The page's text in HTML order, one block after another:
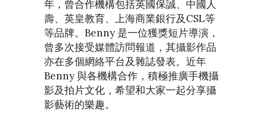
年，曾合作機構包括英國保誠、中國人
壽、英皇教育、上海商業銀行及CSL等
等品牌。Benny 是一位獲獎短片導演，
曾多次接受媒體訪問報道，其攝影作品
亦在多個網絡平台及雜誌發表。近年
Benny 與各機構合作，積極推廣手機攝
影及拍片文化，希望和大家一起分享攝
影藝術的樂趣。